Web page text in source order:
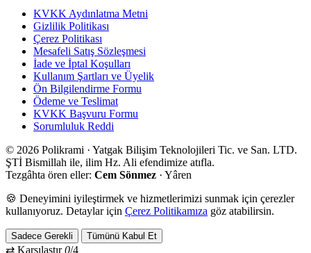
Sepet
POL
KRAMI
Sanatçının tezgâhı. Boyadan fırçaya, kâğıttan kile — sen yarat, biz
tezgâhı kuralım.
Hakkımızda
Avlu (Sanatçılar)
İletişim
Müşteri